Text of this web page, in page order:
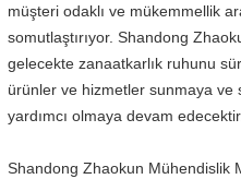
müşteri odaklı ve mükemmellik
somutlaştırıyor. Shandong
gelecekte zanaatkarlık ruhunu
ürünler ve hizmetler sunmaya ve
yardımcı olmaya devam edecektir.
Shandong Zhaokun Mühendislik